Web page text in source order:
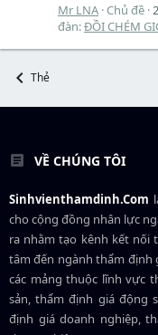
Mr LNA Chủ đề
đàn:ĐỒI CHÉM
Thẻ
VỀ CHÚNG TÔI
Sinhvienthamdinh.Com
cho cộng đồng nhân lực
ra nhằm tạo kênh kết nối
tâm đến ngành thẩm định
các mảng thuộc lĩnh vực
sản, thẩm định giá động
định giá doanh nghiệp,